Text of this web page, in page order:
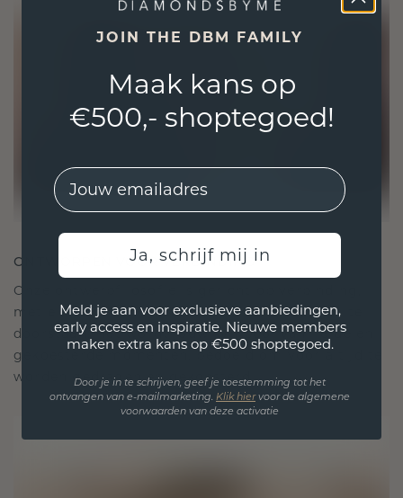
ONTWORPEN VOOR VERBINDING
Onze ontwerpfilosofie is gericht op verbinding,
met elk stuk ontworpen om de tand des tijds te
doorstaan. Het wordt jouw symbool van liefde en
gekoesterde momenten, bedoeld om voor altijd te
worden gedragen en gekoesterd.
JOIN THE DBM FAMILY
Maak kans op
€500,- shoptegoed!
EMail
Ja, schrijf mij in
Meld je aan voor exclusieve aanbiedingen,
early access en inspiratie. Nieuwe members
maken extra kans op €500 shoptegoed.
Door je in te schrijven, geef je toestemming tot het
ontvangen van e-mailmarketing. Klik hiervoor de algemene
voorwaarden van deze activatie